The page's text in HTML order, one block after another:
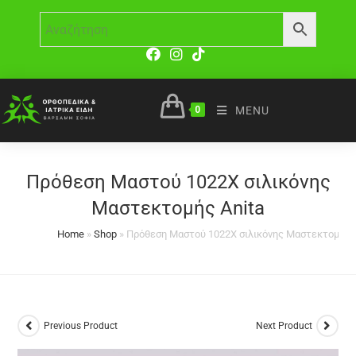
0 MENU
Πρόθεση Μαστού 1022Χ σιλικόνης
Μαστεκτομής Anita
Home »Shop » Πρόθεση Μαστού 1022Χ σιλικόνης Μαστεκτομής
Previous Product Next Product